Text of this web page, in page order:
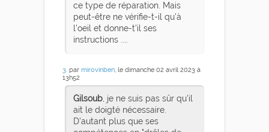
ce type de réparation. Mais
peut-être ne vérifie-t-il qu'à
l'oeil et donne-t'il ses
instructions ....
3. par mirovinben, le dimanche 02 avril 2023 à
13h52
Gilsoub, je ne suis pas sûr qu'il
ait le doigté nécessaire.
D'autant plus que ses